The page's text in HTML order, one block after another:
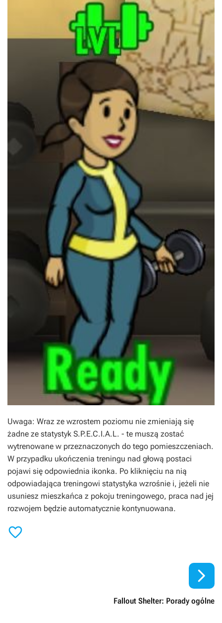
Uwaga: Wraz ze wzrostem poziomu nie zmieniają się
żadne ze statystyk S.P.E.C.I.A.L. - te muszą zostać
wytrenowane w przeznaczonych do tego pomieszczeniach.
W przypadku ukończenia treningu nad głową postaci
pojawi się odpowiednia ikonka. Po kliknięciu na nią
odpowiadająca treningowi statystyka wzrośnie i, jeżeli nie
usuniesz mieszkańca z pokoju treningowego, praca nad jej
rozwojem będzie automatycznie kontynuowana.

Fallout Shelter: Porady ogólne
